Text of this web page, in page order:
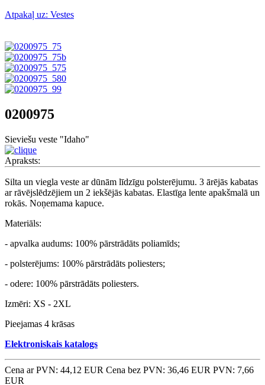
Atpakaļ uz: Vestes
0200975
Sieviešu veste "Idaho"
Apraksts:
Silta un viegla veste ar dūnām līdzīgu polsterējumu. 3 ārējās kabatas
ar rāvējslēdzējiem un 2 iekšējās kabatas. Elastīga lente apakšmalā un
rokās. Noņemama kapuce.
Materiāls:
- apvalka audums: 100% pārstrādāts poliamīds;
- polsterējums: 100% pārstrādāts poliesters;
- odere: 100% pārstrādāts poliesters.
Izmēri: XS - 2XL
Pieejamas 4 krāsas
Elektroniskais katalogs
Cena ar PVN: 44,12 EUR Cena bez PVN: 36,46 EUR PVN: 7,66
EUR